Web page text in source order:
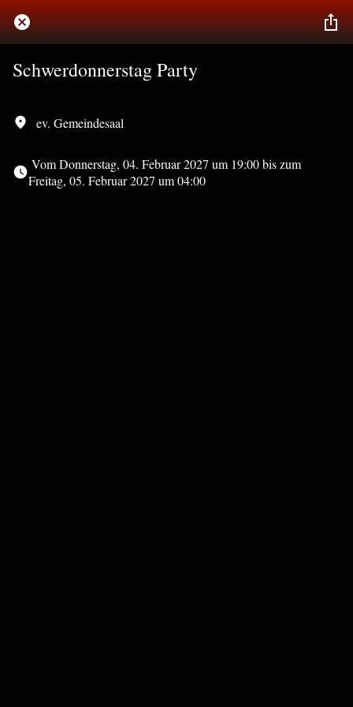
Schwerdonnerstag Party
ev. Gemeindesaal
Freitag, 05. Februar 2027 um 04:00